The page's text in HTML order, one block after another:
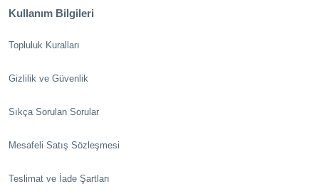
Kullanım Bilgileri
Topluluk Kuralları
Gizlilik ve Güvenlik
Sıkça Sorulan Sorular
Mesafeli Satış Sözleşmesi
Teslimat ve İade Şartları